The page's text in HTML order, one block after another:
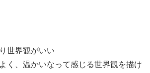
世界観がいい
く、温かいなって感じる世界観を描け